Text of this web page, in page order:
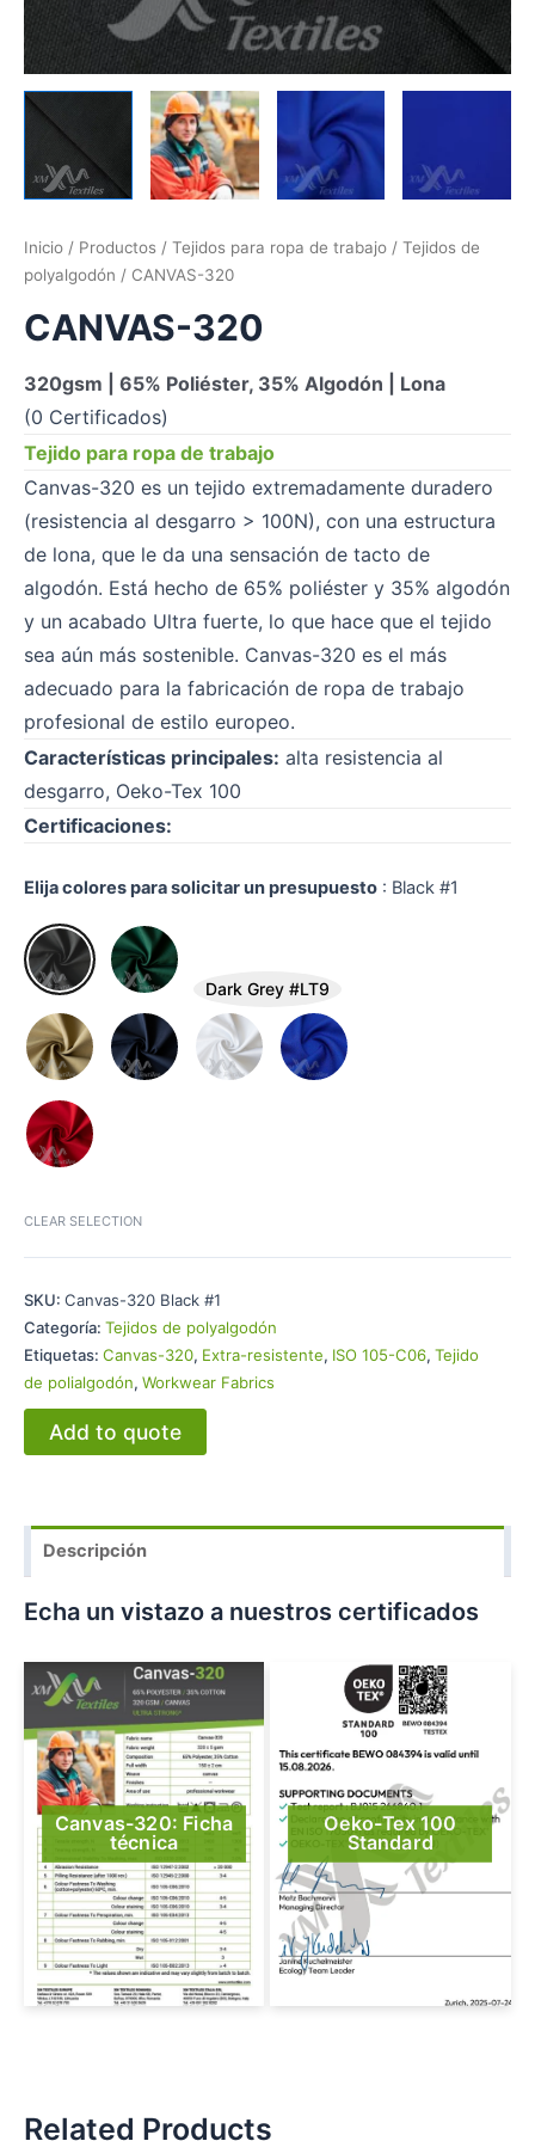
Inicio / Productos / Tejidos para ropa de trabajo / Tejidos de
polyalgodón / CANVAS-320
CANVAS-320
320gsm | 65% Poliéster, 35% Algodón | Lona
(0 Certificados)
Tejido para ropa de trabajo
Canvas-320 es un tejido extremadamente duradero
(resistencia al desgarro > 100N), con una estructura
de lona, que le da una sensación de tacto de
algodón. Está hecho de 65% poliéster y 35% algodón
y un acabado Ultra fuerte, lo que hace que el tejido
sea aún más sostenible. Canvas-320 es el más
adecuado para la fabricación de ropa de trabajo
profesional de estilo europeo.
Características principales: alta resistencia al
desgarro, Oeko-Tex 100
Certificaciones:
Elija colores para solicitar un presupuesto : Black #1
Dark Grey #LT9
CLEAR SELECTION
SKU: Canvas-320 Black #1
Categoría: Tejidos de polyalgodón
Etiquetas: Canvas-320, Extra-resistente, ISO 105-C06, Tejido
de polialgodón, Workwear Fabrics
Add to quote
Descripción
Echa un vistazo a nuestros certificados
Canvas-320: Ficha
técnica
Oeko-Tex 100
Standard
Related Products